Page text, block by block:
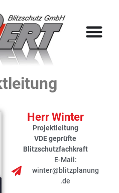
Herr Winter
Projektleitung
VDE geprüfte
Blitzschutzfachkraft
E-Mail:
winter@blitzplanung
.de